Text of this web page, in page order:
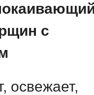
с
освежает,